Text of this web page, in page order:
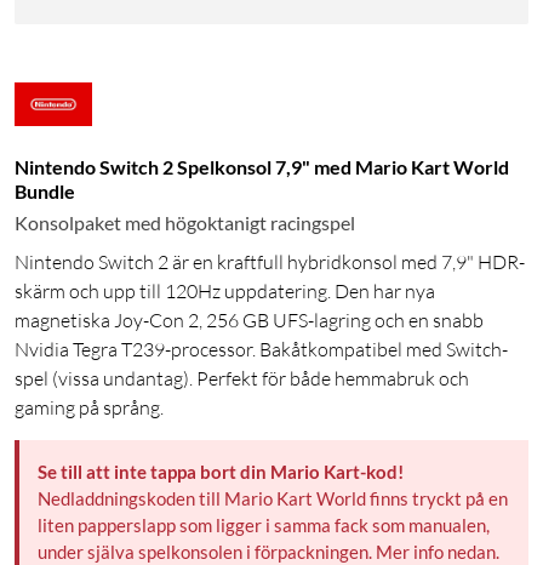
Nintendo Switch 2 Spelkonsol 7,9" med Mario Kart World
Bundle
Konsolpaket med högoktanigt racingspel
Nintendo Switch 2 är en kraftfull hybridkonsol med 7,9" HDR-
skärm och upp till 120Hz uppdatering. Den har nya
magnetiska Joy-Con 2, 256 GB UFS-lagring och en snabb
Nvidia Tegra T239-processor. Bakåtkompatibel med Switch-
spel (vissa undantag). Perfekt för både hemmabruk och
gaming på språng.
Se till att inte tappa bort din Mario Kart-kod!
Nedladdningskoden till Mario Kart World finns tryckt på en
liten papperslapp som ligger i samma fack som manualen,
under själva spelkonsolen i förpackningen. Mer info nedan.